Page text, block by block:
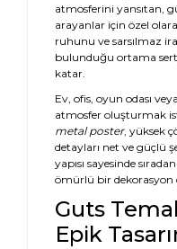
atmosferini yansıtan,
arayanlar için özel
ruhunu ve sarsılmaz
bulunduğu ortama
katar.
Ev, ofis, oyun odası
atmosfer oluşturmak
metal poster, yüksek
detayları net ve güçlü
yapısı sayesinde
ömürlü bir dekorasyon
Guts
Epik